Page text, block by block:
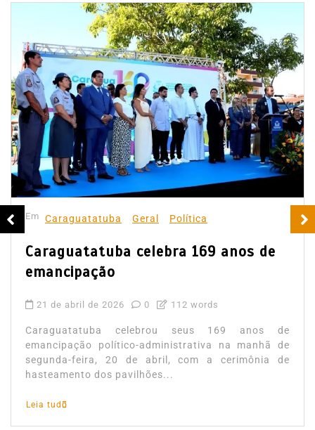
Em Caraguatatuba Geral Política
Caraguatatuba celebra 169 anos de
emancipação
21 de abril de 2026 0 112 words
Caraguatatuba celebrou seus 169 anos de
emancipação político-administrativa na manhã de
segunda-feira, 20 de abril, com a cerimônia de
hasteamento dos pavilhões...
Leia tudo